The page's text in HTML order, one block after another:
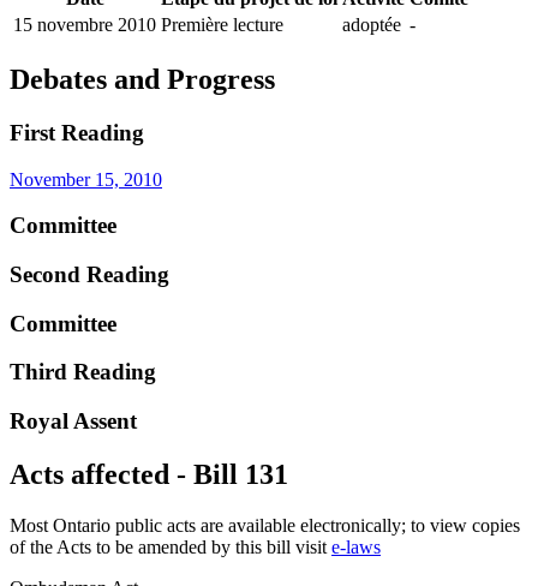
15 novembre 2010 Première lecture adoptée -
Debates and Progress
First Reading
November 15, 2010
Committee
Second Reading
Committee
Third Reading
Royal Assent
Acts affected - Bill 131
Most Ontario public acts are available electronically; to view copies
of the Acts to be amended by this bill visit e-laws